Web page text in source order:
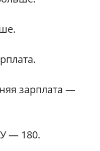
зарплата —
— 180.